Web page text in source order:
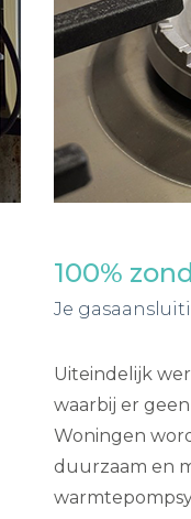
100%
Je
Uiteindelijk
waarbij er
Woningen
duurzaam en